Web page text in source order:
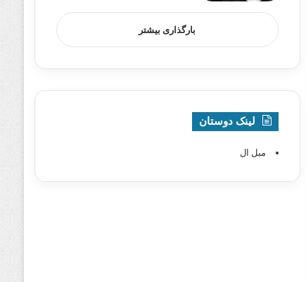
بارگذاری بیشتر
لینک دوستان
مبل ال